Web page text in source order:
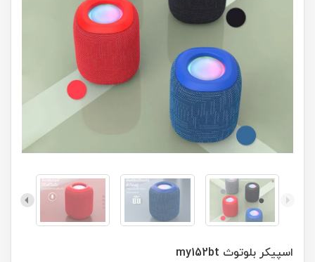
اسپیکر بلوتوث my152bt